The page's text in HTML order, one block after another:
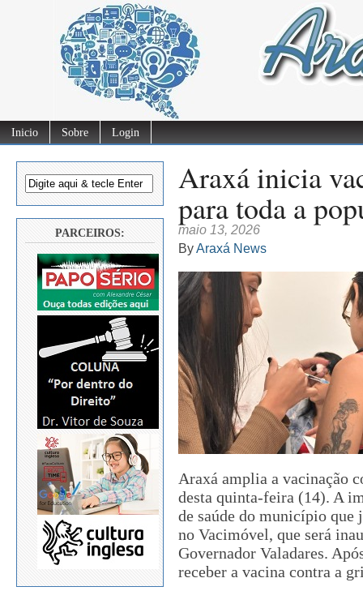
Inicio Sobre Login
PARCEIROS:
Araxá inicia
para toda a
maio 13, 2026
ByAraxá News
Araxá amplia a vacinação
desta quinta-feira (14). A
de saúde do município que
no Vacimóvel, que será
Governador Valadares.
receber a vacina contra a